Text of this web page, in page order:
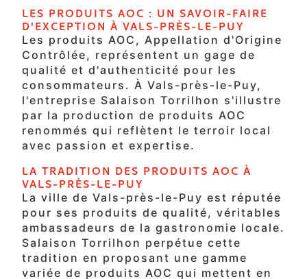
LES PRODUITS AOC : UN SAVOIR-FAIRE
D'EXCEPTION À VALS-PRÈS-LE-PUY
Les produits AOC, Appellation d'Origine
Contrôlée, représentent un gage de
qualité et d'authenticité pour les
consommateurs. À Vals-près-le-Puy,
l'entreprise Salaison Torrilhon s'illustre
par la production de produits AOC
renommés qui reflètent le terroir local
avec passion et expertise.
LA TRADITION DES PRODUITS AOC À
VALS-PRÈS-LE-PUY
La ville de Vals-près-le-Puy est réputée
pour ses produits de qualité, véritables
ambassadeurs de la gastronomie locale.
Salaison Torrilhon perpétue cette
tradition en proposant une gamme
variée de produits AOC qui mettent en